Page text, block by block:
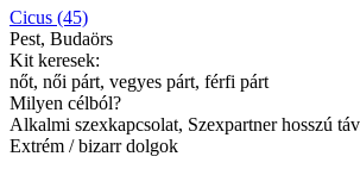
Cicus (45)
Pest, Budaörs
Kit keresek:
nőt, női párt, vegyes párt, férfi párt
Milyen célból?
Alkalmi szexkapcsolat, Szexpartner hosszú
Extrém / bizarr dolgok